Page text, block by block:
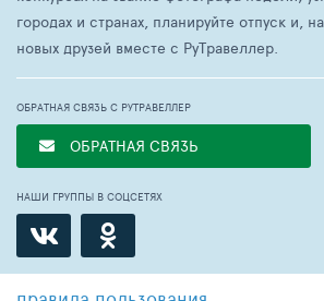
городах и странах, планируйте отпуск и,
новых друзей вместе с РуТравеллер.
ОБРАТНАЯ СВЯЗЬ С РУТРАВЕЛЛЕР
ОБРАТНАЯ СВЯЗЬ
НАШИ ГРУППЫ В СОЦСЕТЯХ